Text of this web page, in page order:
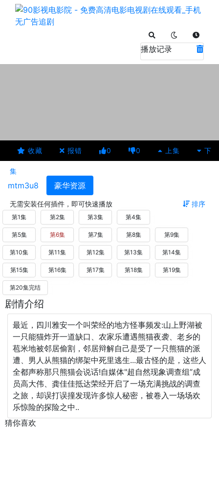
播放记录
收藏 报错 0 0 上集 下
集
mtm3u8 豪华资源
无需安装任何插件，即可快速播放 排序
第1集 第2集 第3集 第4集
第5集 第6集 第7集 第8集 第9集
第10集 第11集 第12集 第13集 第14集
第15集 第16集 第17集 第18集 第19集
第20集完结
剧情介绍
最近，四川雅安一个叫荣经的地方怪事频发:山上野湖被
一只能猫炸开一道缺口、农家乐遭遇熊猫夜袭、老乡的
苞米地被邻居偷割，邻居辩解自己是受了一只熊猫的派
遭、男人从熊猫的绑架中死里逃生...最古怪的是，这些人
全都声称那只熊猫会说话!自媒体"超自然现象调查组”成
员高大伟、龚佳佳抵达荣经开启了一场充满挑战的调查
之旅，却误打误撞发现许多惊人秘密，被卷入一场场欢
乐惊险的探险之中..
猜你喜欢